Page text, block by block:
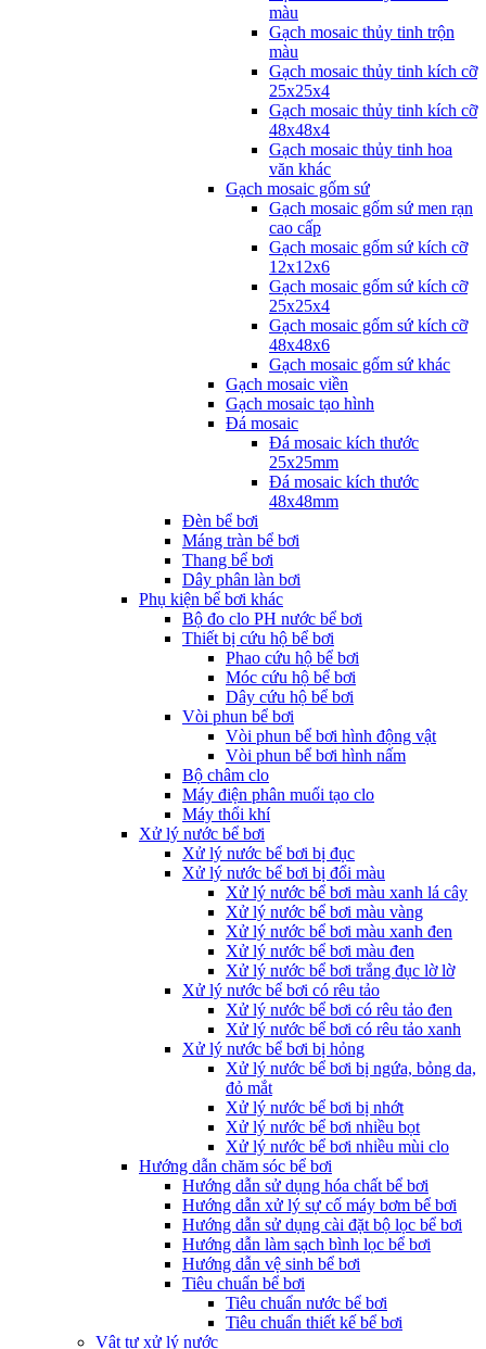
màu
Gạch mosaic thủy tinh trộn
màu
Gạch mosaic thủy tinh kích cỡ
25x25x4
Gạch mosaic thủy tinh kích cỡ
48x48x4
Gạch mosaic thủy tinh hoa
văn khác
Gạch mosaic gốm sứ
Gạch mosaic gốm sứ men rạn
cao cấp
Gạch mosaic gốm sứ kích cỡ
12x12x6
Gạch mosaic gốm sứ kích cỡ
25x25x4
Gạch mosaic gốm sứ kích cỡ
48x48x6
Gạch mosaic gốm sứ khác
Gạch mosaic viền
Gạch mosaic tạo hình
Đá mosaic
Đá mosaic kích thước
25x25mm
Đá mosaic kích thước
48x48mm
Đèn bể bơi
Máng tràn bể bơi
Thang bể bơi
Dây phân làn bơi
Phụ kiện bể bơi khác
Bộ đo clo PH nước bể bơi
Thiết bị cứu hộ bể bơi
Phao cứu hộ bể bơi
Móc cứu hộ bể bơi
Dây cứu hộ bể bơi
Vòi phun bể bơi
Vòi phun bể bơi hình động vật
Vòi phun bể bơi hình nấm
Bộ châm clo
Máy điện phân muối tạo clo
Máy thổi khí
Xử lý nước bể bơi
Xử lý nước bể bơi bị đục
Xử lý nước bể bơi bị đổi màu
Xử lý nước bể bơi màu xanh lá cây
Xử lý nước bể bơi màu vàng
Xử lý nước bể bơi màu xanh đen
Xử lý nước bể bơi màu đen
Xử lý nước bể bơi trắng đục lờ lờ
Xử lý nước bể bơi có rêu tảo
Xử lý nước bể bơi có rêu tảo đen
Xử lý nước bể bơi có rêu tảo xanh
Xử lý nước bể bơi bị hỏng
Xử lý nước bể bơi bị ngứa, bỏng da,
đỏ mắt
Xử lý nước bể bơi bị nhớt
Xử lý nước bể bơi nhiều bọt
Xử lý nước bể bơi nhiều mùi clo
Hướng dẫn chăm sóc bể bơi
Hướng dẫn sử dụng hóa chất bể bơi
Hướng dẫn xử lý sự cố máy bơm bể bơi
Hướng dẫn sử dụng cài đặt bộ lọc bể bơi
Hướng dẫn làm sạch bình lọc bể bơi
Hướng dẫn vệ sinh bể bơi
Tiêu chuẩn bể bơi
Tiêu chuẩn nước bể bơi
Tiêu chuẩn thiết kế bể bơi
Vật tư xử lý nước